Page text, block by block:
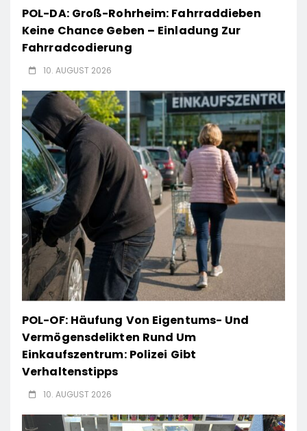
POL-DA: Groß-Rohrheim: Fahrraddieben
Keine Chance Geben – Einladung Zur
Fahrradcodierung
10. AUGUST 2026
POL-OF: Häufung Von Eigentums- Und
Vermögensdelikten Rund Um
Einkaufszentrum: Polizei Gibt
Verhaltenstipps
10. AUGUST 2026